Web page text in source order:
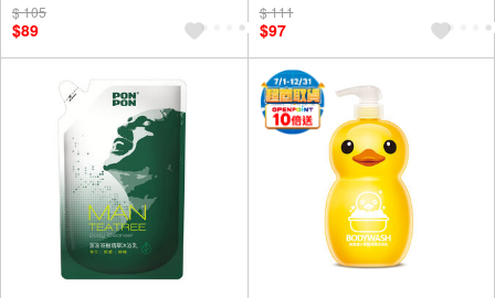
$ 105
$89
$ 111
$97